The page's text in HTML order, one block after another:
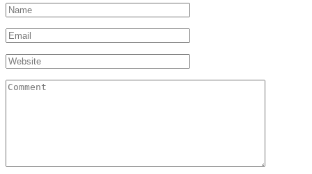
Name
*
Email
*
Website
Comment